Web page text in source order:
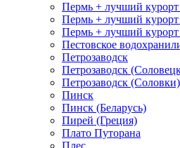
Пермь + лучший курорт
Пермь + лучший курорт
Пермь + лучший
Пестовское
Петрозаводск
Петрозаводск
Петрозаводск (Соловки)
Пинск
Пинск (Беларусь)
Пирей (Греция)
Плато Путорана
Плес